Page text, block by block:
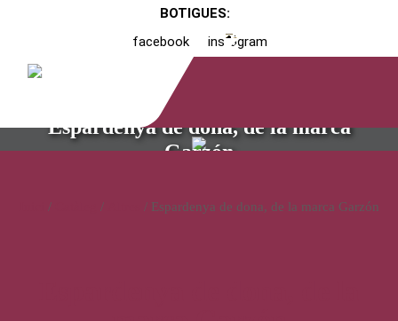
BOTIGUES:
facebook
instagram
Espardenya de dona, de la marca
Garzón
/ / / Espardenya de dona, de la marca Garzón